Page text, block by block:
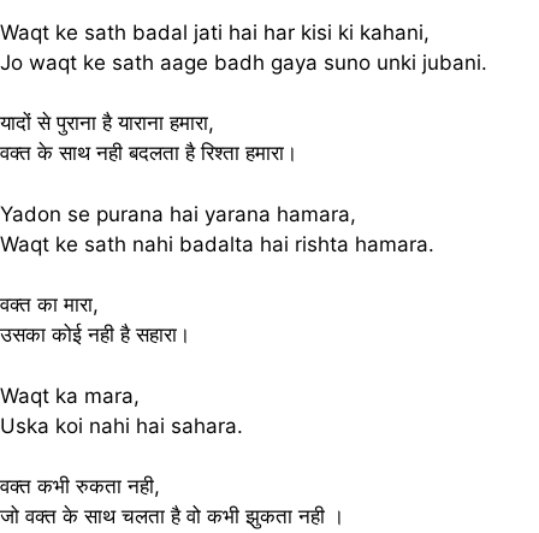
Waqt ke sath badal jati hai har kisi ki kahani,
Jo waqt ke sath aage badh gaya suno unki jubani.
यादों से पुराना है याराना हमारा,
वक्त के साथ नही बदलता है रिश्ता हमारा।
Yadon se purana hai yarana hamara,
Waqt ke sath nahi badalta hai rishta hamara.
वक्त का मारा,
उसका कोई नही है सहारा।
Waqt ka mara,
Uska koi nahi hai sahara.
वक्त कभी रुकता नही,
जो वक्त के साथ चलता है वो कभी झुकता नही ।